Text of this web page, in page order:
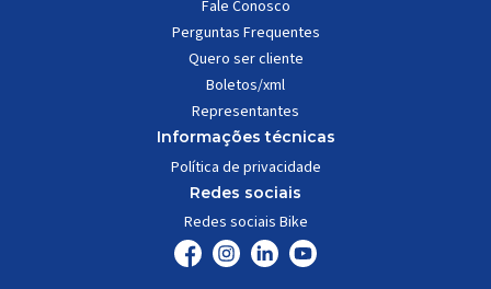
Fale Conosco
Perguntas Frequentes
Quero ser cliente
Boletos/xml
Representantes
Informações técnicas
Política de privacidade
Redes sociais
Redes sociais Bike